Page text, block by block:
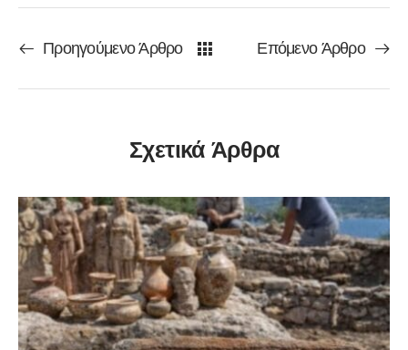
Προηγούμενο Άρθρο Επόμενο Άρθρο
Σχετικά Άρθρα